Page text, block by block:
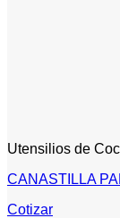
Utensilios de
CANASTILLA
Cotizar